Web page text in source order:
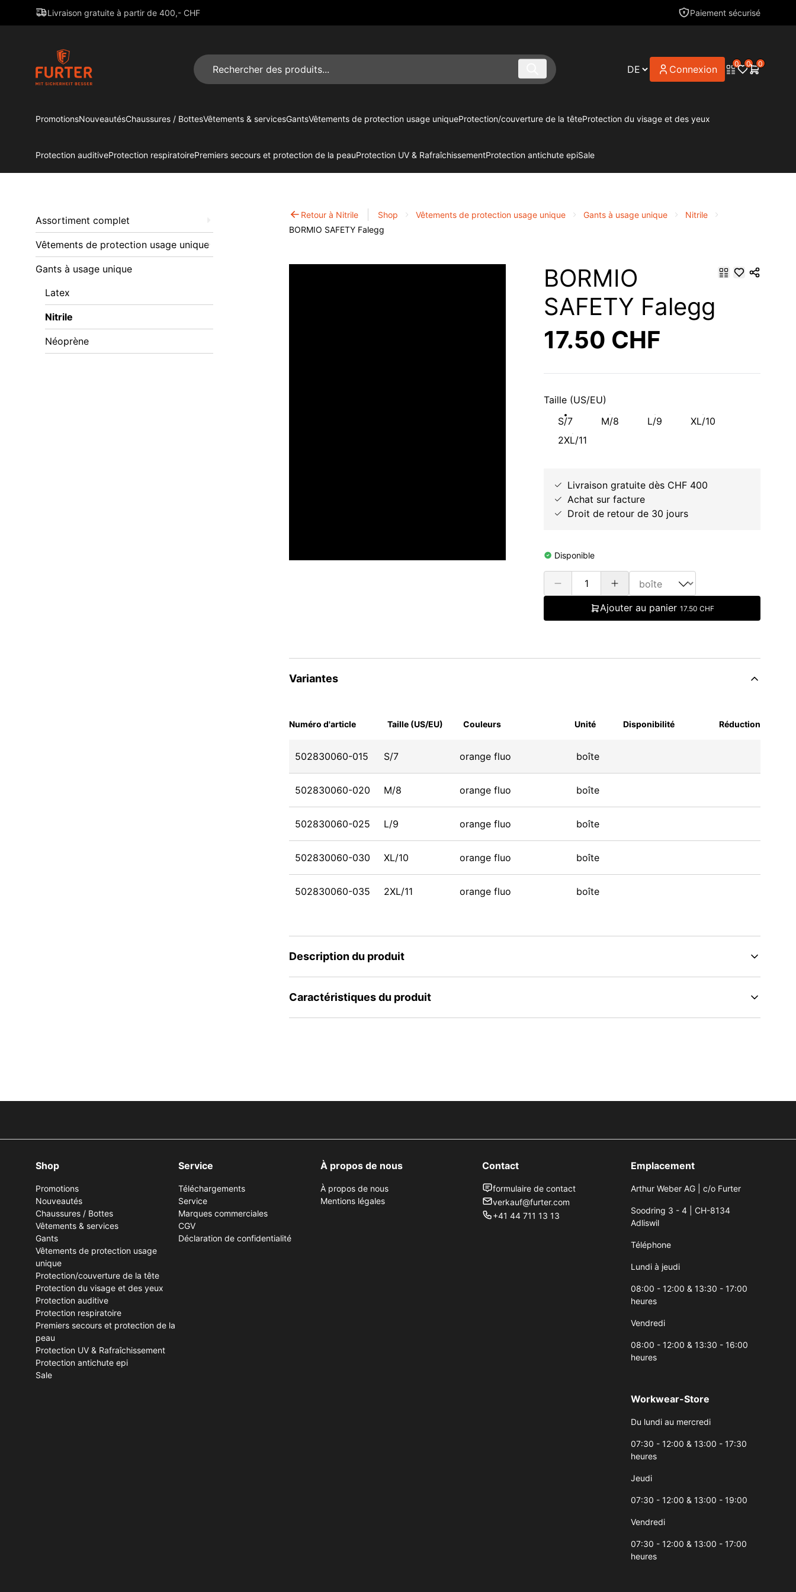
Livraison gratuite à partir de 400,- CHF Paiement sécurisé
Connexion 0 0 0
PromotionsNouveautésChaussures / BottesVêtements & servicesGantsVêtements de protection usage uniqueProtection/couverture de la têteProtection du visage et des yeux
Protection auditiveProtection respiratoirePremiers secours et protection de la peauProtection UV & RafraîchissementProtection antichute epiSale
Assortiment complet
Vêtements de protection usage unique
Gants à usage unique
Latex
Nitrile
Néoprène
Retour à Nitrile Shop Vêtements de protection usage unique Gants à usage unique
Nitrile
BORMIO SAFETY Falegg
BORMIO
SAFETY Falegg
17.50 CHF
Taille (US/EU)
S/7
M/8 L/9
XL/10
2XL/11
Livraison gratuite dès CHF 400
Achat sur facture
Droit de retour de 30 jours
Disponible
Ajouter au panier 17.50 CHF
Variantes
Numéro d'article Taille (US/EU) Couleurs Unité Disponibilité Réduction
502830060-015 S/7 orange fluo boîte
502830060-020 M/8 orange fluo boîte
502830060-025 L/9 orange fluo boîte
502830060-030 XL/10 orange fluo boîte
502830060-035 2XL/11 orange fluo boîte
Description du produit
Caractéristiques du produit
Shop
Promotions
Nouveautés
Chaussures / Bottes
Vêtements & services
Gants
Vêtements de protection usage
unique
Protection/couverture de la tête
Protection du visage et des yeux
Protection auditive
Protection respiratoire
Premiers secours et protection de la
peau
Protection UV & Rafraîchissement
Protection antichute epi
Sale
Service
Téléchargements
Service
Marques commerciales
CGV
Déclaration de confidentialité
À propos de nous
À propos de nous
Mentions légales
Contact
formulaire de contact
verkauf@furter.com
+41 44 711 13 13
Emplacement
Arthur Weber AG | c/o Furter
Soodring 3 - 4 | CH-8134
Adliswil
Téléphone
Lundi à jeudi
08:00 - 12:00 & 13:30 - 17:00
heures
Vendredi
08:00 - 12:00 & 13:30 - 16:00
heures
Workwear-Store
Du lundi au mercredi
07:30 - 12:00 & 13:00 - 17:30
heures
Jeudi
07:30 - 12:00 & 13:00 - 19:00
Vendredi
07:30 - 12:00 & 13:00 - 17:00
heures